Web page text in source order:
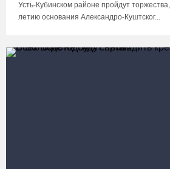
Усть-Кубинском районе пройдут
летию основания Александро-Куштског...